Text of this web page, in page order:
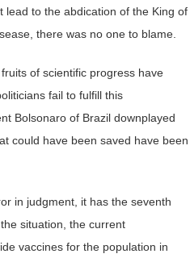
to the abdication of the King of
there was no one to blame.
of scientific progress have
fail to fulfill this
Bolsonaro of Brazil downplayed
could have been saved have been
in judgment, it has the seventh
situation, the current
vaccines for the population in